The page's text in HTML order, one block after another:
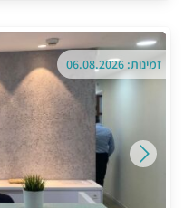
זמינות: 06.08.2026